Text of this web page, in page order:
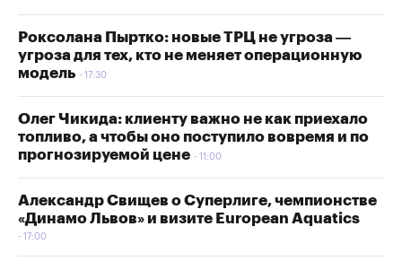
Роксолана Пыртко: новые ТРЦ не угроза —
угроза для тех, кто не меняет операционную
модель
17:30
Олег Чикида: клиенту важно не как приехало
топливо, а чтобы оно поступило вовремя и по
прогнозируемой цене
11:00
Александр Свищев о Суперлиге, чемпионстве
«Динамо Львов» и визите European Aquatics
17:00